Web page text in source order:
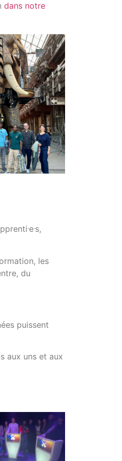
dans notre
.e.s,
les
du
puissent
aux uns et aux